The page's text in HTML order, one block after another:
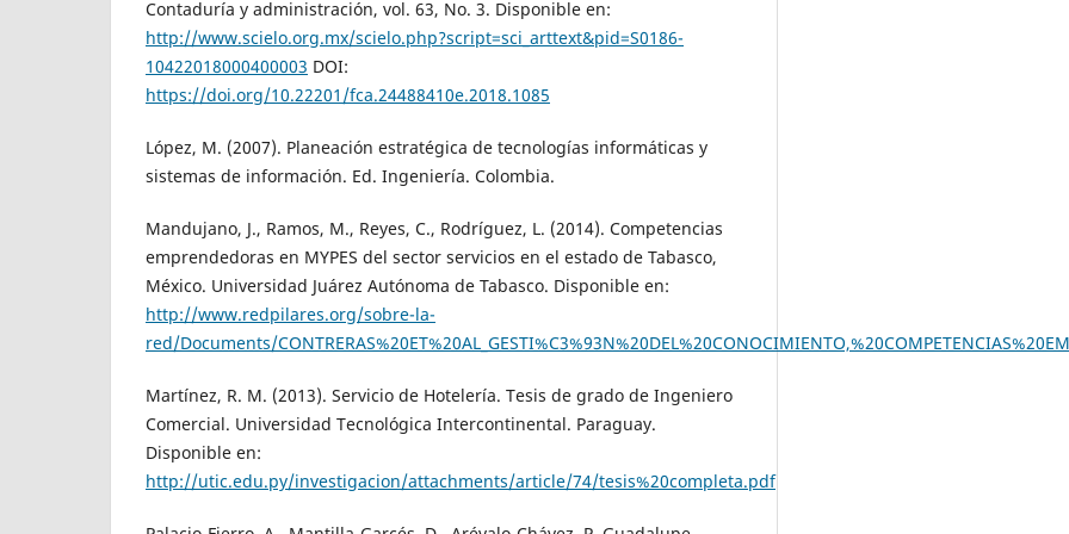
Contaduría y administración, vol. 63, No. 3. Disponible en:
http://www.scielo.org.mx/scielo.php?script=sci_arttext&pid=S0186-
10422018000400003 DOI:
https://doi.org/10.22201/fca.24488410e.2018.1085
López, M. (2007). Planeación estratégica de tecnologías informáticas y
sistemas de información. Ed. Ingeniería. Colombia.
Mandujano, J., Ramos, M., Reyes, C., Rodríguez, L. (2014). Competencias
emprendedoras en MYPES del sector servicios en el estado de Tabasco,
México. Universidad Juárez Autónoma de Tabasco. Disponible en:
http://www.redpilares.org/sobre-la-
red/Documents/
Martínez, R. M. (2013). Servicio de Hotelería. Tesis de grado de Ingeniero
Comercial. Universidad Tecnológica Intercontinental. Paraguay.
Disponible en:
http://utic.edu.py/investigacion/attachments/article/74/tesis%20completa.pdf